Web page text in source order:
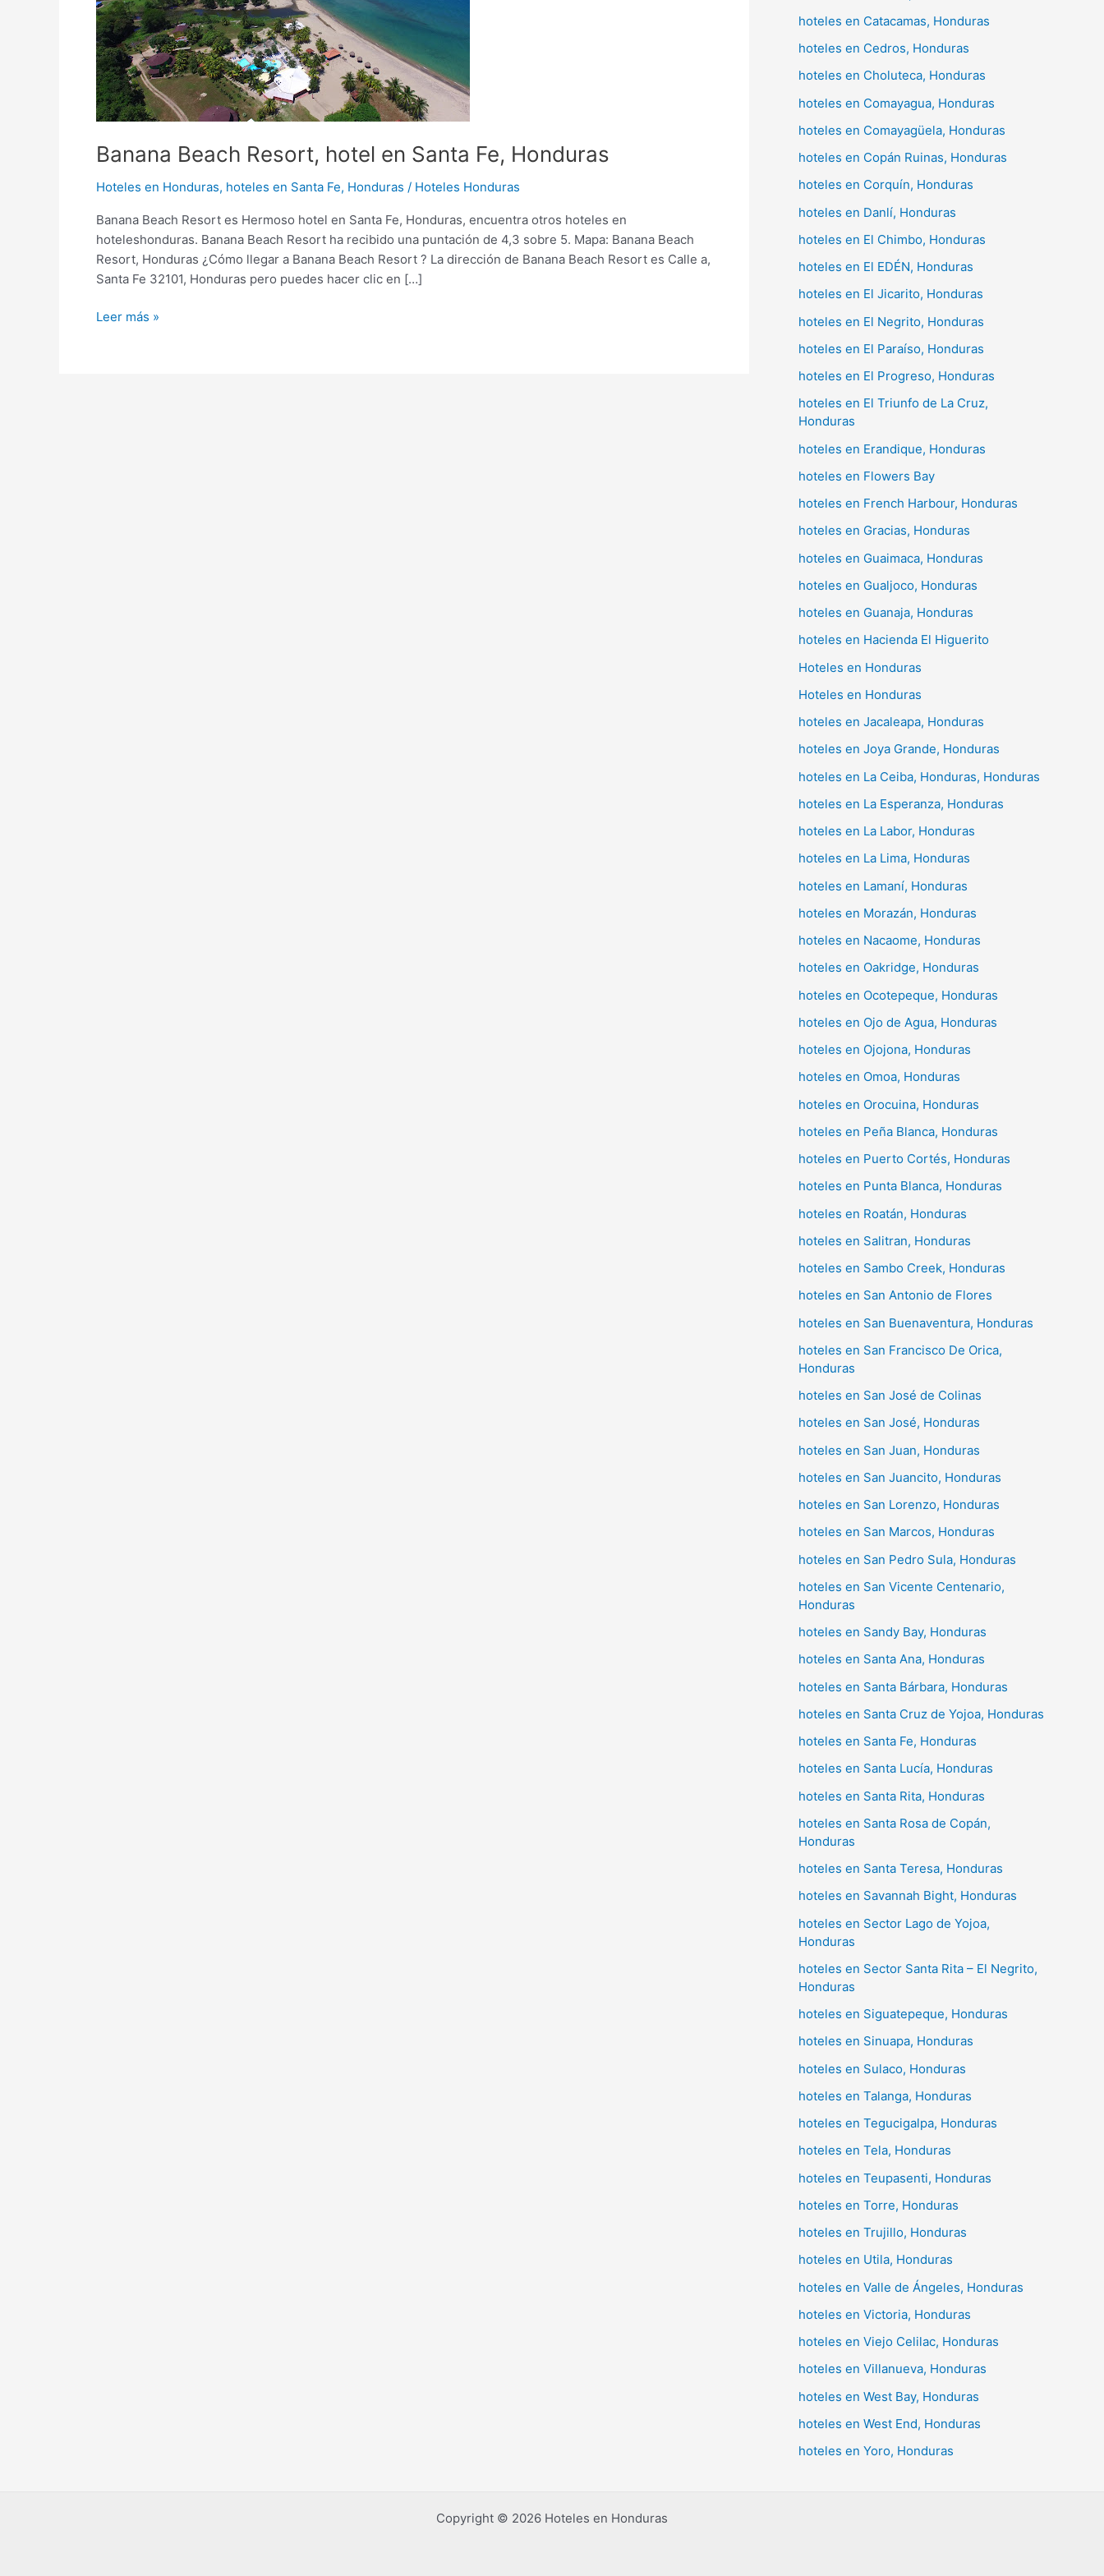
Banana Beach Resort, hotel en Santa Fe, Honduras
Hoteles en Honduras, hoteles en Santa Fe, Honduras / Hoteles Honduras
Banana Beach Resort es Hermoso hotel en Santa Fe, Honduras, encuentra otros hoteles en
hoteleshonduras. Banana Beach Resort ha recibido una puntación de 4,3 sobre 5. Mapa: Banana Beach
Resort, Honduras ¿Cómo llegar a Banana Beach Resort ? La dirección de Banana Beach Resort es Calle a,
Santa Fe 32101, Honduras pero puedes hacer clic en […]
en
Santa
Fe,
Honduras
Leer más »
hoteles en Catacamas, Honduras
hoteles en Cedros, Honduras
hoteles en Choluteca, Honduras
hoteles en Comayagua, Honduras
hoteles en Comayagüela, Honduras
hoteles en Copán Ruinas, Honduras
hoteles en Corquín, Honduras
hoteles en Danlí, Honduras
hoteles en El Chimbo, Honduras
hoteles en El EDÉN, Honduras
hoteles en El Jicarito, Honduras
hoteles en El Negrito, Honduras
hoteles en El Paraíso, Honduras
hoteles en El Progreso, Honduras
hoteles en El Triunfo de La Cruz,
Honduras
hoteles en Erandique, Honduras
hoteles en Flowers Bay
hoteles en French Harbour, Honduras
hoteles en Gracias, Honduras
hoteles en Guaimaca, Honduras
hoteles en Gualjoco, Honduras
hoteles en Guanaja, Honduras
hoteles en Hacienda El Higuerito
Hoteles en Honduras
Hoteles en Honduras
hoteles en Jacaleapa, Honduras
hoteles en Joya Grande, Honduras
hoteles en La Ceiba, Honduras, Honduras
hoteles en La Esperanza, Honduras
hoteles en La Labor, Honduras
hoteles en La Lima, Honduras
hoteles en Lamaní, Honduras
hoteles en Morazán, Honduras
hoteles en Nacaome, Honduras
hoteles en Oakridge, Honduras
hoteles en Ocotepeque, Honduras
hoteles en Ojo de Agua, Honduras
hoteles en Ojojona, Honduras
hoteles en Omoa, Honduras
hoteles en Orocuina, Honduras
hoteles en Peña Blanca, Honduras
hoteles en Puerto Cortés, Honduras
hoteles en Punta Blanca, Honduras
hoteles en Roatán, Honduras
hoteles en Salitran, Honduras
hoteles en Sambo Creek, Honduras
hoteles en San Antonio de Flores
hoteles en San Buenaventura, Honduras
hoteles en San Francisco De Orica,
Honduras
hoteles en San José de Colinas
hoteles en San José, Honduras
hoteles en San Juan, Honduras
hoteles en San Juancito, Honduras
hoteles en San Lorenzo, Honduras
hoteles en San Marcos, Honduras
hoteles en San Pedro Sula, Honduras
hoteles en San Vicente Centenario,
Honduras
hoteles en Sandy Bay, Honduras
hoteles en Santa Ana, Honduras
hoteles en Santa Bárbara, Honduras
hoteles en Santa Cruz de Yojoa, Honduras
hoteles en Santa Fe, Honduras
hoteles en Santa Lucía, Honduras
hoteles en Santa Rita, Honduras
hoteles en Santa Rosa de Copán,
Honduras
hoteles en Santa Teresa, Honduras
hoteles en Savannah Bight, Honduras
hoteles en Sector Lago de Yojoa,
Honduras
hoteles en Sector Santa Rita – El Negrito,
Honduras
hoteles en Siguatepeque, Honduras
hoteles en Sinuapa, Honduras
hoteles en Sulaco, Honduras
hoteles en Talanga, Honduras
hoteles en Tegucigalpa, Honduras
hoteles en Tela, Honduras
hoteles en Teupasenti, Honduras
hoteles en Torre, Honduras
hoteles en Trujillo, Honduras
hoteles en Utila, Honduras
hoteles en Valle de Ángeles, Honduras
hoteles en Victoria, Honduras
hoteles en Viejo Celilac, Honduras
hoteles en Villanueva, Honduras
hoteles en West Bay, Honduras
hoteles en West End, Honduras
hoteles en Yoro, Honduras
Copyright © 2026 Hoteles en Honduras